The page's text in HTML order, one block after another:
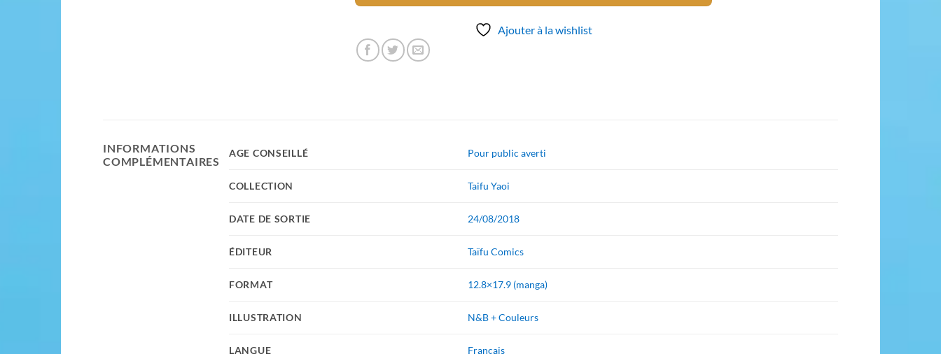
Ajouter à la wishlist
INFORMATIONS
COMPLÉMENTAIRES
AGE CONSEILLÉ Pour public averti
COLLECTION Taifu Yaoi
DATE DE SORTIE 24/08/2018
ÉDITEUR Taïfu Comics
FORMAT 12.8×17.9 (manga)
ILLUSTRATION N&B + Couleurs
LANGUE Français